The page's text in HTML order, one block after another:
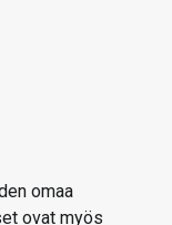
omaa
ovat myös